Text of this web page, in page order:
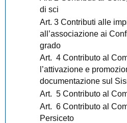
di sci
Art. 3 Contributi alle
all’associazione ai
grado
Art. 4 Contributo al
l’attivazione e
documentazione sul
Art. 5 Contributo al
Art. 6 Contributo al
Persiceto